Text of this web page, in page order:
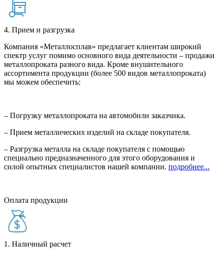
4. Прием и разгрузка
Компания «Металлосплав» предлагает клиентам широкий
спектр услуг помимо основного вида деятельности – продажи
металлопроката разного вида. Кроме внушительного
ассортимента продукции (более 500 видов металлопроката)
мы можем обеспечить:
– Погрузку металлопроката на автомобили заказчика.
– Прием металлических изделий на складе покупателя.
– Разгрузка металла на складе покупателя с помощью
специально предназначенного для этого оборудования и
силой опытных специалистов нашей компании. подробнее...
Оплата продукции
1. Наличный расчет